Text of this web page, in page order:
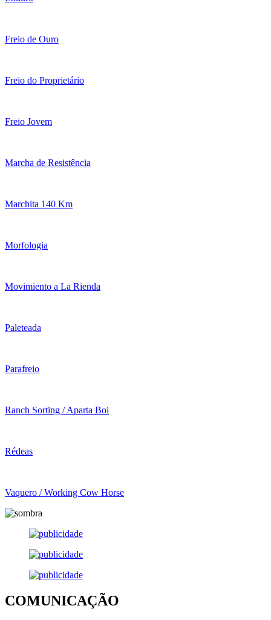
Freio de Ouro
Freio do Proprietário
Freio Jovem
Marcha de Resistência
Marchita 140 Km
Morfologia
Movimiento a La Rienda
Paleteada
Parafreio
Ranch Sorting / Aparta Boi
Rédeas
Vaquero / Working Cow Horse
COMUNICAÇÃO